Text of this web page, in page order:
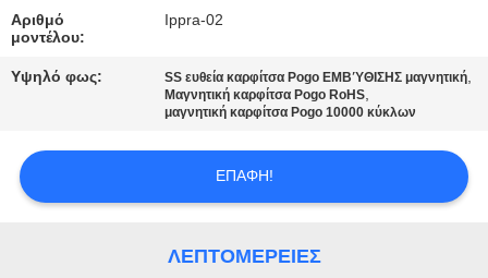
ΕΠΑΦΉ
ΜΕ
ΈΝΑ
ΑΠΌΣΠΑΣΜΑ
Αριθμό
μοντέλου:
Ippra-02
Υψηλό φως: SS ευθεία καρφίτσα Pogo ΕΜΒΎΘΙΣΗΣ μαγνητική,
Μαγνητική καρφίτσα Pogo RoHS,
μαγνητική καρφίτσα Pogo 10000 κύκλων
ΕΠΑΦΉ!
ΛΕΠΤΟΜΈΡΕΙΕΣ